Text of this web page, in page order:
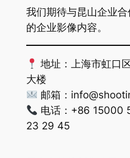
我们期待与昆山企业
的企业影像内容。
地址：上海市虹口
大楼
邮箱：
电话：+86 15000
23 29 45